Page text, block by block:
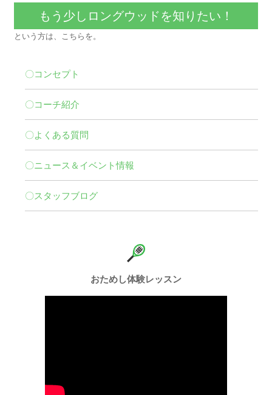
もう少しロングウッドを知りたい！
という方は、こちらを。
〇コンセプト
〇コーチ紹介
〇よくある質問
〇ニュース＆イベント情報
〇スタッフブログ
おためし体験レッスン